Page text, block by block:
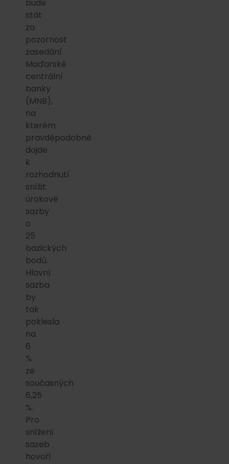
bude
stát
za
pozornost
zasedání
Maďarské
centrální
banky
(MNB),
na
kterém
pravděpodobně
dojde
k
rozhodnutí
snížit
úrokové
sazby
o
25
bazických
bodů.
Hlavní
sazba
by
tak
poklesla
na
6
%
ze
současných
6,25
%.
Pro
snížení
sazeb
hovoří